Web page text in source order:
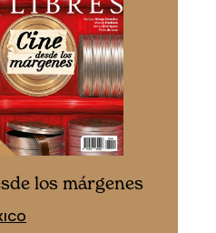
los márgenes